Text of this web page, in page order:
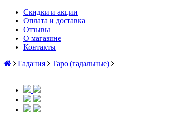
Скидки и акции
Оплата и доставка
Отзывы
О магазине
Контакты
Гадания
Таро (гадальные)